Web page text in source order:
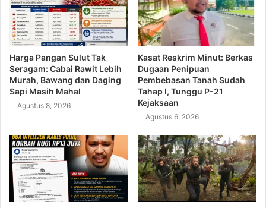
Harga Pangan Sulut Tak
Seragam: Cabai Rawit Lebih
Murah, Bawang dan Daging
Sapi Masih Mahal
Agustus 8, 2026
Kasat Reskrim Minut: Berkas
Dugaan Penipuan
Pembebasan Tanah Sudah
Tahap I, Tunggu P-21
Kejaksaan
Agustus 6, 2026